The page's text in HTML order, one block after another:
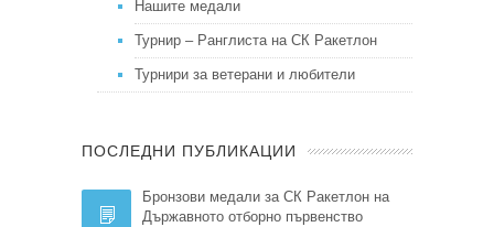
Нашите медали
Турнир – Ранглиста на СК Ракетлон
Турнири за ветерани и любители
ПОСЛЕДНИ ПУБЛИКАЦИИ
Бронзови медали за СК Ракетлон на
Държавното отборно първенство